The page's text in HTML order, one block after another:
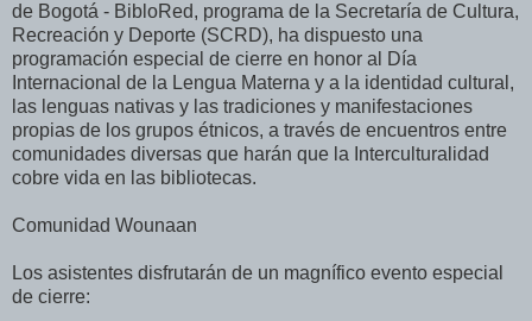
de Bogotá - BibloRed, programa de la Secretaría de Cultura,
Recreación y Deporte (SCRD), ha dispuesto una
programación especial de cierre en honor al Día
Internacional de la Lengua Materna y a la identidad cultural,
las lenguas nativas y las tradiciones y manifestaciones
propias de los grupos étnicos, a través de encuentros entre
comunidades diversas que harán que la Interculturalidad
cobre vida en las bibliotecas.
Comunidad Wounaan
Los asistentes disfrutarán de un magnífico evento especial
de cierre: